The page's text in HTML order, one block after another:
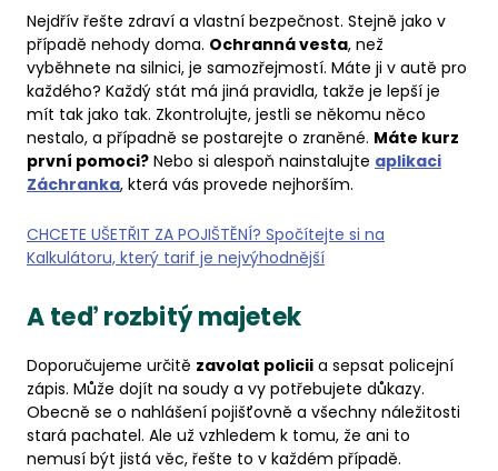
Nejdřív řešte zdraví a vlastní bezpečnost. Stejně jako v
případě nehody doma. Ochranná vesta, než
vyběhnete na silnici, je samozřejmostí. Máte ji v autě pro
každého? Každý stát má jiná pravidla, takže je lepší je
mít tak jako tak. Zkontrolujte, jestli se někomu něco
nestalo, a případně se postarejte o zraněné. Máte kurz
první pomoci? Nebo si alespoň nainstalujte aplikaci
Záchranka, která vás provede nejhorším.
CHCETE UŠETŘIT ZA POJIŠTĚNÍ? Spočítejte si na
Kalkulátoru, který tarif je nejvýhodnější
A teď rozbitý majetek
Doporučujeme určitě zavolat policii a sepsat policejní
zápis. Může dojít na soudy a vy potřebujete důkazy.
Obecně se o nahlášení pojišťovně a všechny náležitosti
stará pachatel. Ale už vzhledem k tomu, že ani to
nemusí být jistá věc, řešte to v každém případě.